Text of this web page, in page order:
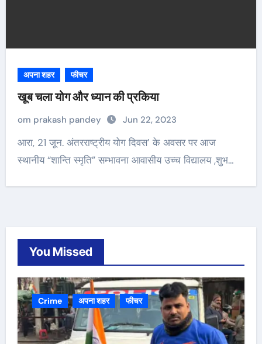
अपना शहर फीचर
खूब चला योग और ध्यान की प्रकिया
om prakash pandey Jun 22, 2023
आरा, 21 जून. अंतरराष्ट्रीय योग दिवस’ के अवसर पर आज
स्थानीय “शान्ति स्मृति” सम्भावना आवासीय उच्च विद्यालय ,शुभ…
You Missed
Crime अपना शहर फीचर